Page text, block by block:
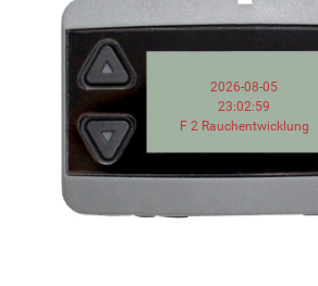
2026-08-05
23:02:59
F 2 Rauchentwicklung